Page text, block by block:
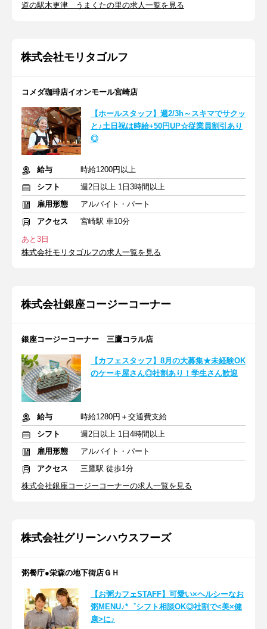
道の駅木更津 うまくたの里の求人一覧を見る
株式会社モリタゴルフ
コメダ珈琲店イオンモール宮崎店
【ホールスタッフ】週2/3h～スキマでサクッ
と♪土日祝は時給+50円UP☆従業員割引あり
◎
給与
時給1200円以上
シフト
週2日以上 1日3時間以上
雇用形態
アルバイト・パート
アクセス
宮崎駅 車10分
あと3日
株式会社モリタゴルフの求人一覧を見る
株式会社銀座コージーコーナー
銀座コージーコーナー 三鷹コラル店
【カフェスタッフ】8月の大募集★未経験OK
のケーキ屋さん◎社割あり！学生さん歓迎
給与
時給1280円＋交通費支給
シフト
週2日以上 1日4時間以上
雇用形態
アルバイト・パート
アクセス
三鷹駅 徒歩1分
株式会社銀座コージーコーナーの求人一覧を見る
株式会社グリーンハウスフーズ
粥餐庁●栄森の地下街店ＧＨ
【お粥カフェSTAFF】可愛い×ヘルシーなお
粥MENU♪*゜シフト相談OK◎社割で<美×健
康>に♪